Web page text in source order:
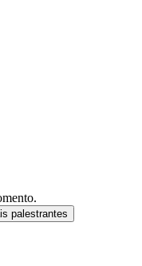
palestrantes